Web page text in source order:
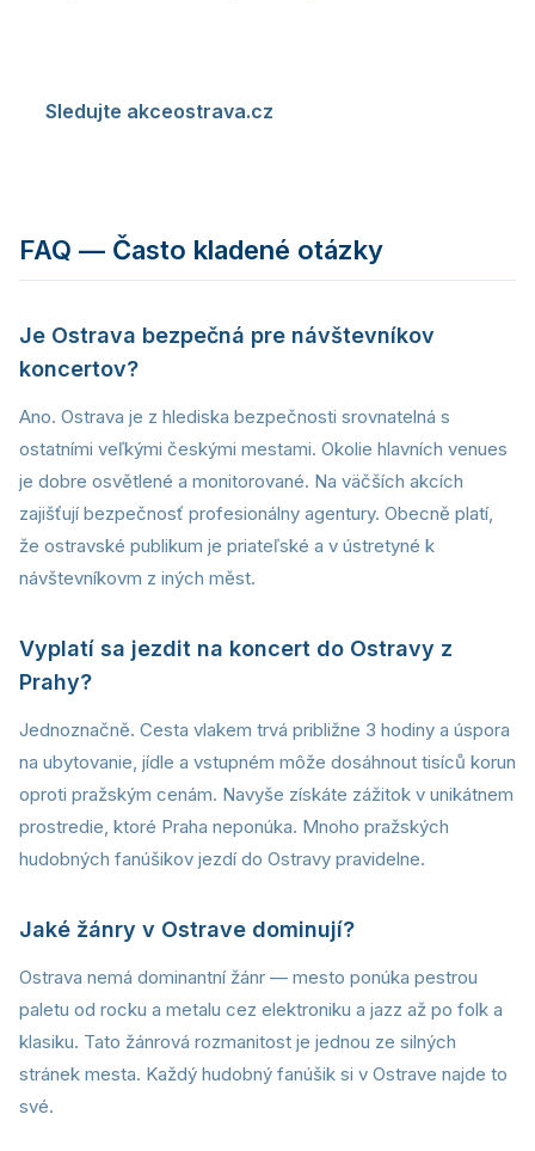
Sledujte akceostrava.cz
FAQ — Často kladené otázky
Je Ostrava bezpečná pre návštevníkov
koncertov?
Ano. Ostrava je z hlediska bezpečnosti srovnatelná s
ostatními veľkými českými mestami. Okolie hlavních venues
je dobre osvětlené a monitorované. Na väčších akcích
zajišťují bezpečnosť profesionálny agentury. Obecně platí,
že ostravské publikum je priateľské a v ústretyné k
návštevníkovm z iných měst.
Vyplatí sa jezdit na koncert do Ostravy z
Prahy?
Jednoznačně. Cesta vlakem trvá približne 3 hodiny a úspora
na ubytovanie, jídle a vstupném môže dosáhnout tisíců korun
oproti pražským cenám. Navyše získáte zážitok v unikátnem
prostredie, ktoré Praha neponúka. Mnoho pražských
hudobných fanúšikov jezdí do Ostravy pravidelne.
Jaké žánry v Ostrave dominují?
Ostrava nemá dominantní žánr — mesto ponúka pestrou
paletu od rocku a metalu cez elektroniku a jazz až po folk a
klasiku. Tato žánrová rozmanitost je jednou ze silných
stránek mesta. Každý hudobný fanúšik si v Ostrave najde to
své.